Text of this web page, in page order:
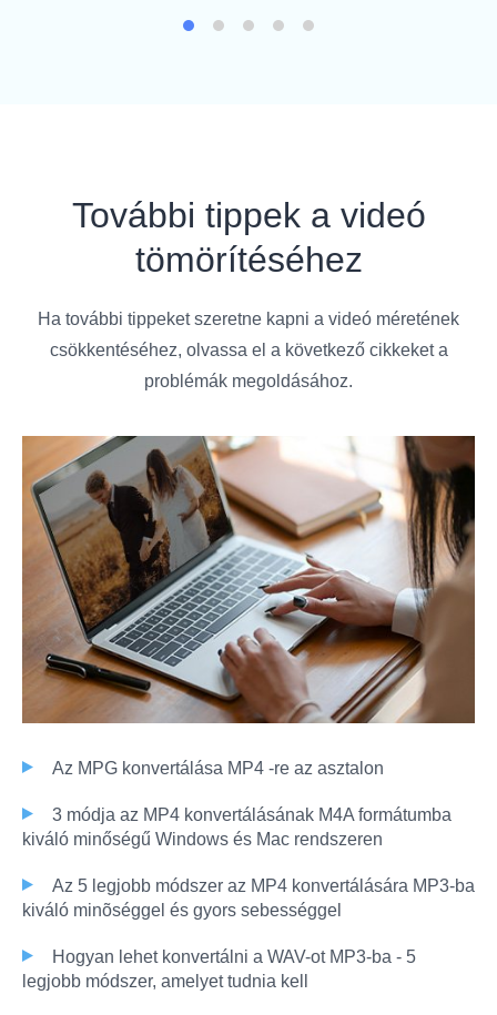
További tippek a videó
tömörítéséhez
Ha további tippeket szeretne kapni a videó méretének
csökkentéséhez, olvassa el a következő cikkeket a
problémák megoldásához.
Az MPG konvertálása MP4 -re az asztalon
3 módja az MP4 konvertálásának M4A formátumba
kiváló minőségű Windows és Mac rendszeren
Az 5 legjobb módszer az MP4 konvertálására MP3-ba
kiváló minõséggel és gyors sebességgel
Hogyan lehet konvertálni a WAV-ot MP3-ba - 5
legjobb módszer, amelyet tudnia kell